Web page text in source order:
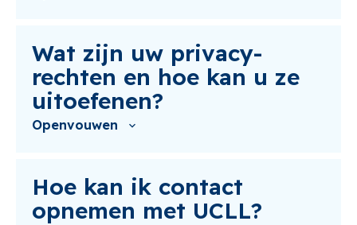
Wat zijn uw privacy-
rechten en hoe kan u ze
uitoefenen?
Openvouwen
Hoe kan ik contact
opnemen met UCLL?